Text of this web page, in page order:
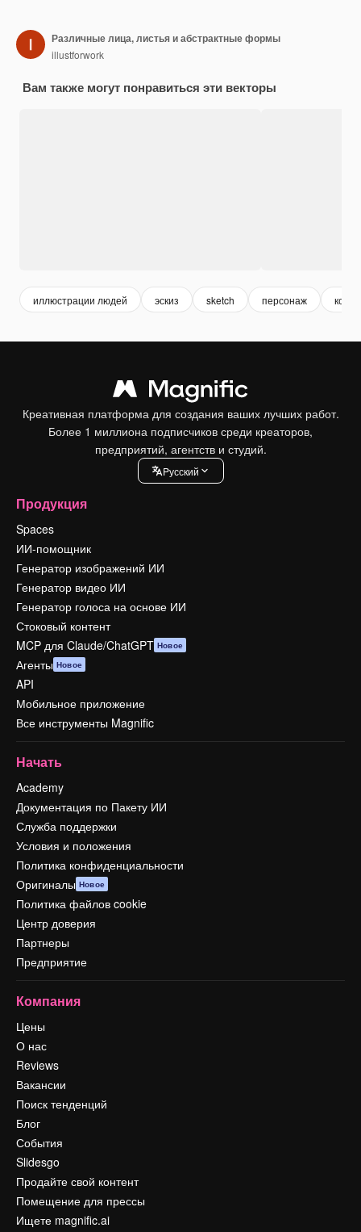
Различные лица, листья и абстрактные формы
illustforwork
Вам также могут понравиться эти векторы
иллюстрации людей эскиз sketch персонаж
Креативная платформа для создания ваших лучших работ.
Более 1 миллиона подписчиков среди креаторов,
предприятий, агентств и студий.
Pусский
Продукция
Spaces
ИИ-помощник
Генератор изображений ИИ
Генератор видео ИИ
Генератор голоса на основе ИИ
Стоковый контент
MCP для Claude/ChatGPT Новое
Агенты Новое
API
Мобильное приложение
Все инструменты Magnific
Начать
Academy
Документация по Пакету ИИ
Служба поддержки
Условия и положения
Политика конфиденциальности
Оригиналы Новое
Политика файлов cookie
Центр доверия
Партнеры
Предприятие
Компания
Цены
О нас
Reviews
Вакансии
Поиск тенденций
Блог
События
Slidesgo
Продайте свой контент
Помещение для прессы
Ищете magnific.ai